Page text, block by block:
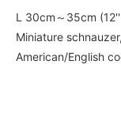
L 30cm～35cm
Miniature
American/English